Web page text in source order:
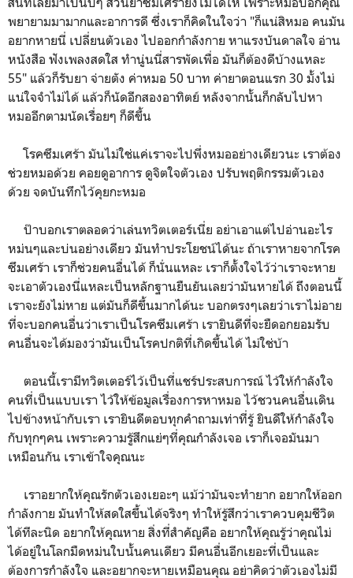
พยายามมามากและอาการดี ซึ่งเราก็คิดในใจว่า "ก็แน่สิหมอ คนมัน
อยากหายนี่ เปลี่ยนตัวเอง ไปออกกำลังกาย หาแรงบันดาลใจ อ่าน
หนังสือ ฟังเพลงสดใส ทำนู่นนี่สารพัดเพื่อ มันก็ต้องดีบ้างแหละ
55" แล้วก็รับยา จ่ายตัง ค่าหมอ 50 บาท ค่ายาตอนแรก 30 มั้งไม่
แน่ใจจำไม่ได้ แล้วก็นัดอีกสองอาทิตย์ หลังจากนั้นก็กลับไปหา
หมออีกตามนัดเรื่อยๆ ก็ดีขึ้น
โรคซึมเศร้า มันไม่ใช่แค่เราจะไปพึ่งหมออย่างเดียวนะ เราต้อง
ช่วยหมอด้วย คอยดูอาการ ดูจิตใจตัวเอง ปรับพฤติกรรมตัวเอง
ด้วย จดบันทึกไว้คุยกะหมอ
ป๊าบอกเราตลอดว่าเล่นทวิตเตอร์เนี่ย อย่าเอาแต่ไปอ่านอะไร
หม่นๆและบ่นอย่างเดียว มันทำประโยชน์ได้นะ ถ้าเราหายจากโรค
ซึมเศร้า เราก็ช่วยคนอื่นได้ ก็นั่นแหละ เราก็ตั้งใจไว้ว่าเราจะหาย
จะเอาตัวเองนี่แหละเป็นหลักฐานยืนยันเลยว่ามันหายได้ ถึงตอนนี้
เราจะยังไม่หาย แต่มันก็ดีขึ้นมากได้นะ บอกตรงๆเลยว่าเราไม่อาย
ที่จะบอกคนอื่นว่าเราเป็นโรคซึมเศร้า เรายินดีที่จะยืดอกยอมรับ
คนอื่นจะได้มองว่ามันเป็นโรคปกติที่เกิดขึ้นได้ ไม่ใช่บ้า
ตอนนี้เรามีทวิตเตอร์ไว้เป็นที่แชร์ประสบการณ์ ไว้ให้กำลังใจ
คนที่เป็นแบบเรา ไว้ให้ข้อมูลเรื่องการหาหมอ ไว้ชวนคนอื่นเดิน
ไปข้างหน้ากับเรา เรายินดีตอบทุกคำถามเท่าที่รู้ ยินดีให้กำลังใจ
กับทุกๆคน เพราะความรู้สึกแย่ๆที่คุณกำลังเจอ เราก็เจอมันมา
เหมือนกัน เราเข้าใจคุณนะ
เราอยากให้คุณรักตัวเองเยอะๆ แม้ว่ามันจะทำยาก อยากให้ออก
กำลังกาย มันทำให้สดใสขึ้นได้จริงๆ ทำให้รู้สึกว่าเราควบคุมชีวิต
ได้ทีละนิด อยากให้คุณหาย สิ่งที่สำคัญคือ อยากให้คุณรู้ว่าคุณไม่
ได้อยู่ในโลกมืดหม่นใบนั้นคนเดียว มีคนอื่นอีกเยอะที่เป็นและ
ต้องการกำลังใจ และอยากจะหายเหมือนคุณ อย่าคิดว่าตัวเองไม่มี